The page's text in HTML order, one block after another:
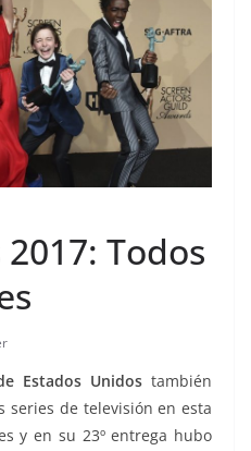
Todos
Estados Unidos también
series de televisión en esta
y en su 23º entrega hubo